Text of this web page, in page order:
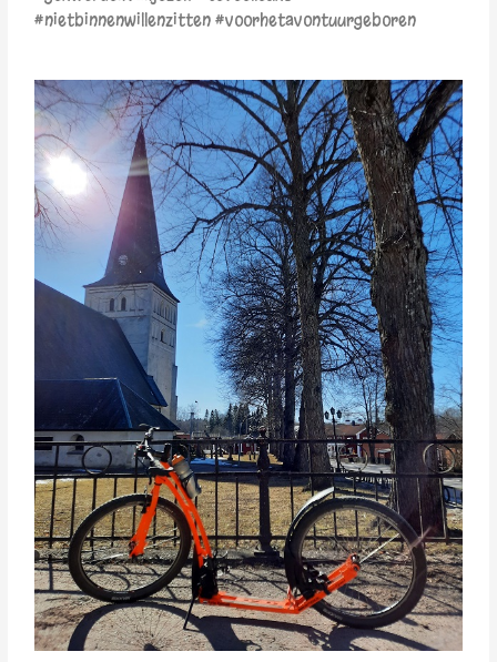
#nietbinnenwillenzitten #voorhetavontuurgeboren